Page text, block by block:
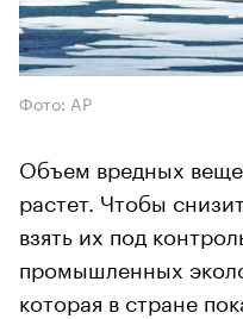
Фото: AP
Объем вредных
растет. Чтобы
взять их под
промышленных
которая в стране